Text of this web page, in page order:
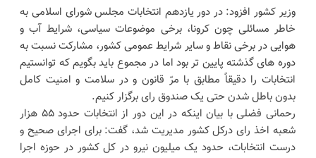
وزیر کشور افزود: در دور یازدهم انتخابات مجلس شورای اسلامی به
خاطر مسائلی چون کرونا، برخی موضوعات سیاسی، شرایط آب و
هوایی در برخی نقاط و سایر شرایط عمومی کشور، مشارکت نسبت به
دوره های گذشته پایین تر بود اما در مجموع باید بگویم که توانستیم
انتخابات را دقیقاً مطابق با مرّ قانون و در سلامت و امنیت کامل
بدون باطل شدن حتی یک صندوق رای برگزار کنیم.
رحمانی فضلی با بیان اینکه در این دور از انتخابات حدود ۵۵ هزار
شعبه اخذ رای درکل کشور مدیریت شد، گفت: برای اجرای صحیح و
درست انتخابات، حدود یک میلیون نیرو در کل کشور در حوزه اجرا